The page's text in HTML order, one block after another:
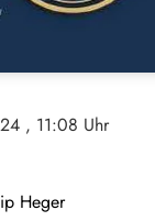
, 11:08 Uhr
Heger